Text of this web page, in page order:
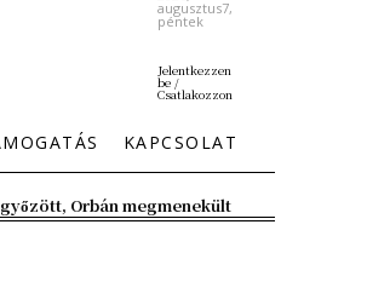
augusztus7,
péntek
Jelentkezzen
be /
Csatlakozzon
KAPCSOLAT
Orbán megmenekült